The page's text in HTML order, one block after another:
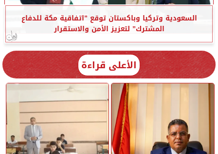
السعودية وتركيا وباكستان توقع ”اتفاقية مكة للدفاع
المشترك” لتعزيز الأمن والاستقرار
الأعلى قراءة